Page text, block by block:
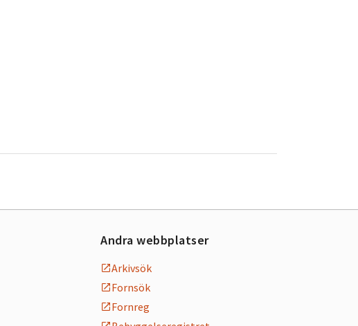
Andra webbplatser
Arkivsök
Fornsök
Fornreg